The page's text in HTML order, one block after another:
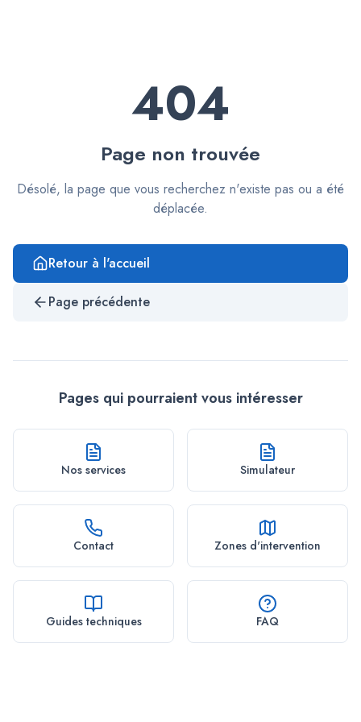
404
Page non trouvée
Désolé, la page que vous recherchez n'existe pas ou a été
déplacée.
Retour à l'accueil
Page précédente
Pages qui pourraient vous intéresser
Nos services Simulateur
Contact Zones d'intervention
Guides techniques FAQ